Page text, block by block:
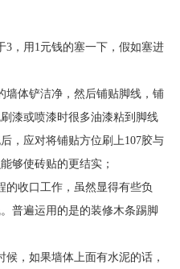
3，用1元钱的塞一下，假如塞进
墙体铲洁净，然后铺贴脚线，铺
漆或喷漆时很多油漆粘到脚线
，应对将铺贴方位刷上107胶与
够使砖贴的更结实；
的收口工作，虽然显得有些负
普遍运用的是的装修木条踢脚
，如果墙体上面有水泥的话，